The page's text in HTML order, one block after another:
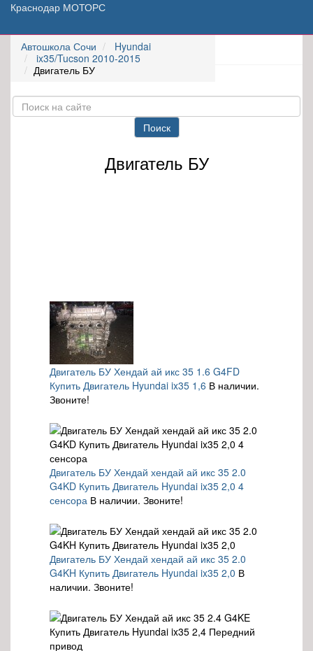
Краснодар МОТОРС
Автошкола Сочи
Hyundai
ix35/Tucson 2010-2015
Двигатель БУ
Поиск
Двигатель БУ
Двигатель БУ Хендай ай икс 35 1.6 G4FD
Купить Двигатель Hyundai ix35 1,6 В наличии.
Звоните!
Двигатель БУ Хендай хендай ай икс 35 2.0
G4KD Купить Двигатель Hyundai ix35 2,0 4
сенсора В наличии. Звоните!
Двигатель БУ Хендай хендай ай икс 35 2.0
G4KH Купить Двигатель Hyundai ix35 2,0 В
наличии. Звоните!